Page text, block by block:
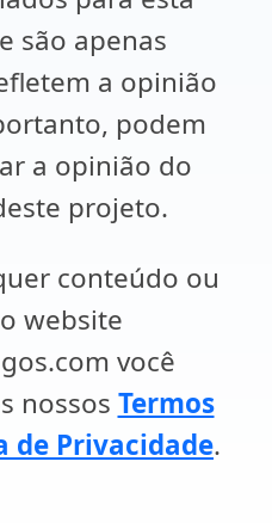
são apenas
a opinião
podem
a opinião do
projeto.
conteúdo ou
website
você
nossos Termos
de Privacidade.